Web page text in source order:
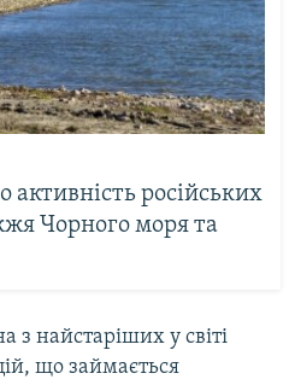
російських
Чорного моря та
з найстаріших у світі
що займається